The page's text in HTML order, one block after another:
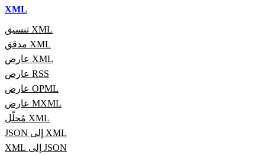
XML
تنسيق XML
مدقق XML
عارض XML
عارض RSS
عارض OPML
عارض MXML
مُحلّل XML
JSON إلى XML
XML إلى JSON